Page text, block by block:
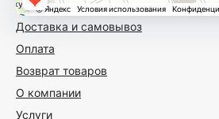
Доставка и самовывоз
Оплата
Возврат товаров
О компании
Услуги